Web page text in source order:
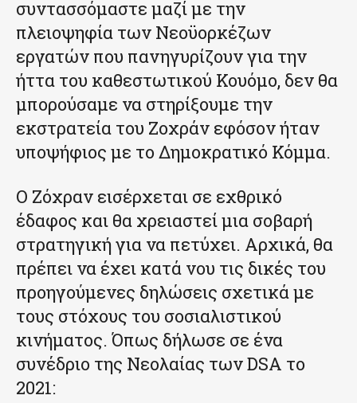
συντασσόμαστε μαζί με την
πλειοψηφία των Νεοϋορκέζων
εργατών που πανηγυρίζουν για την
ήττα του καθεστωτικού Κουόμο, δεν θα
μπορούσαμε να στηρίξουμε την
εκστρατεία του Ζοχράν εφόσον ήταν
υποψήφιος με το Δημοκρατικό Κόμμα.
Ο Ζόχραν εισέρχεται σε εχθρικό
έδαφος και θα χρειαστεί μια σοβαρή
στρατηγική για να πετύχει. Αρχικά, θα
πρέπει να έχει κατά νου τις δικές του
προηγούμενες δηλώσεις σχετικά με
τους στόχους του σοσιαλιστικού
κινήματος. Όπως δήλωσε σε ένα
συνέδριο της Νεολαίας των DSA το
2021: